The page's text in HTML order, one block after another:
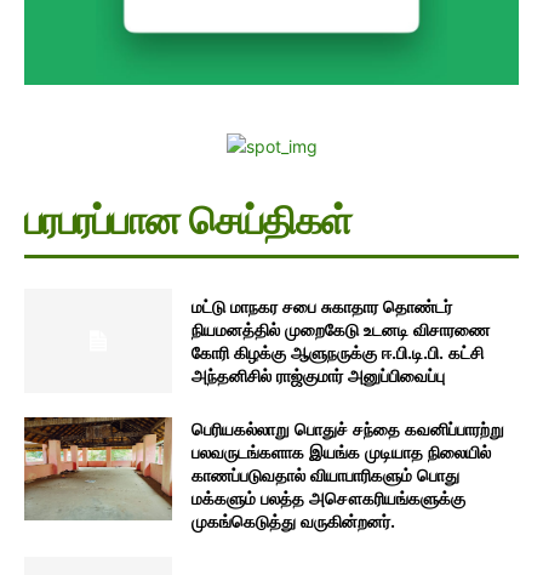
பரபரப்பான செய்திகள்
மட்டு மாநகர சபை சுகாதார தொண்டர்
நியமனத்தில் முறைகேடு உடனடி விசாரணை
கோரி கிழக்கு ஆளுநருக்கு ஈ.பி.டி.பி. கட்சி
அந்தனிசில் ராஜ்குமார் அனுப்பிவைப்பு
பெரியகல்லாறு பொதுச் சந்தை கவனிப்பாரற்று
பலவருடங்களாக இயங்க முடியாத நிலையில்
காணப்படுவதால் வியாபாரிகளும் பொது
மக்களும் பலத்த அசௌகரியங்களுக்கு
முகங்கெடுத்து வருகின்றனர்.